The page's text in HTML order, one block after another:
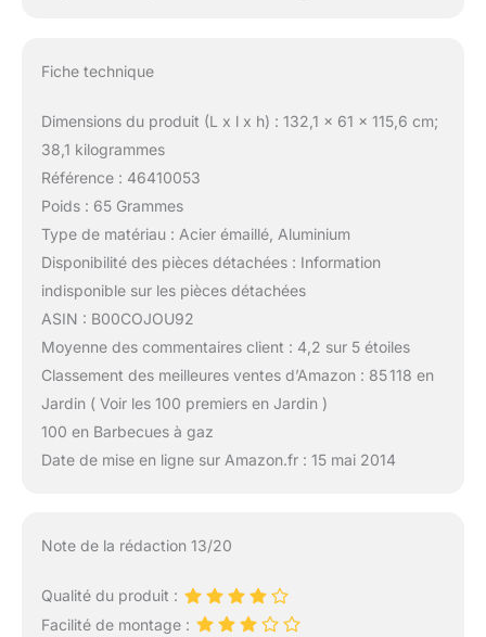
Fiche technique
Dimensions du produit (L x l x h) : 132,1 x 61 x 115,6 cm;
38,1 kilogrammes
Référence : 46410053
Poids : 65 Grammes
Type de matériau : Acier émaillé, Aluminium
Disponibilité des pièces détachées : Information
indisponible sur les pièces détachées
ASIN : B00COJOU92
Moyenne des commentaires client : 4,2 sur 5 étoiles
Classement des meilleures ventes d’Amazon : 85 118 en
Jardin ( Voir les 100 premiers en Jardin )
100 en Barbecues à gaz
Date de mise en ligne sur Amazon.fr : 15 mai 2014
Note de la rédaction 13/20
Qualité du produit :
Facilité de montage :